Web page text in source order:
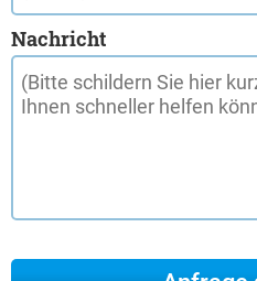
Nachricht